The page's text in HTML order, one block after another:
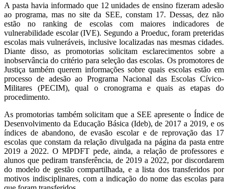
A pasta havia informado que 12 unidades de ensino fizeram adesão
ao programa, mas no site da SEE, constam 17. Dessas, dez não
estão no ranking de escolas com maiores indicadores de
vulnerabilidade escolar (IVE). Segundo a Proeduc, foram preteridas
escolas mais vulneráveis, inclusive localizadas nas mesmas cidades.
Diante disso, as promotorias solicitam esclarecimentos sobre a
inobservância do critério para seleção das escolas. Os promotores de
Justiça também querem informações sobre quais escolas estão em
processo de adesão ao Programa Nacional das Escolas Cívico-
Militares (PECIM), qual o cronograma e quais as etapas do
procedimento.
As promotorias também solicitam que a SEE apresente o Índice de
Desenvolvimento da Educação Básica (Ideb), de 2017 a 2019, e os
índices de abandono, de evasão escolar e de reprovação das 17
escolas que constam da relação divulgada na página da pasta entre
2019 a 2022. O MPDFT pede, ainda, a relação de professores e
alunos que pediram transferência, de 2019 a 2022, por discordarem
do modelo de gestão compartilhada, e a lista dos transferidos por
motivos indisciplinares, com a indicação do nome das escolas para